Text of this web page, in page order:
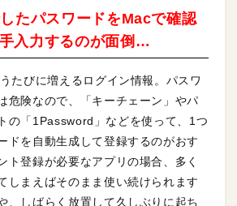
たパスワードをMacで確認
入力するのが面倒…
たびに増えるログイン情報。パスワ
危険なので、「キーチェーン」やパ
の「1Password」などを使って、1つ
ドを自動生成して登録するのがおす
ト登録が必要なアプリの場合、多く
しまえばそのまま使い続けられます
、しばらく放置して久しぶりに起ち